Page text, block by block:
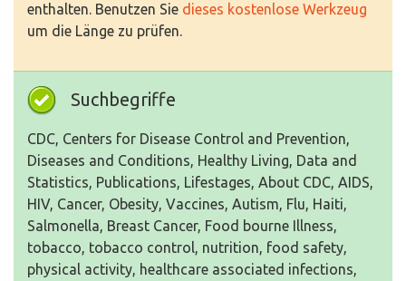
enthalten. Benutzen Sie dieses kostenlose Werkzeug
um die Länge zu prüfen.
Suchbegriffe
CDC, Centers for Disease Control and Prevention,
Diseases and Conditions, Healthy Living, Data and
Statistics, Publications, Lifestages, About CDC, AIDS,
HIV, Cancer, Obesity, Vaccines, Autism, Flu, Haiti,
Salmonella, Breast Cancer, Food bourne Illness,
tobacco, tobacco control, nutrition, food safety,
physical activity, healthcare associated infections,